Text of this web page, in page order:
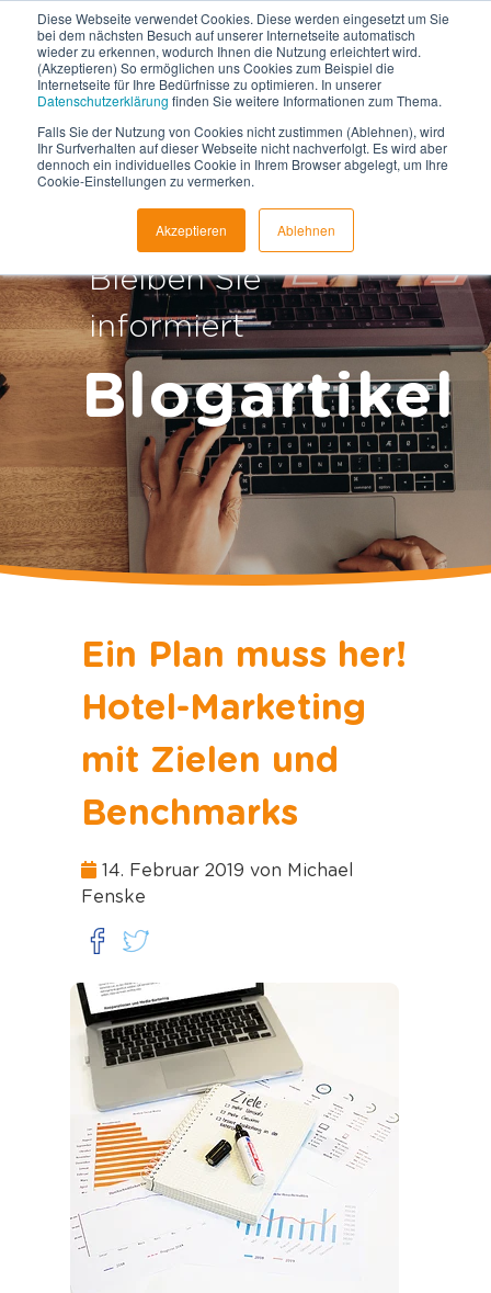
Diese Webseite verwendet Cookies. Diese werden eingesetzt um Sie
bei dem nächsten Besuch auf unserer Internetseite automatisch
wieder zu erkennen, wodurch Ihnen die Nutzung erleichtert wird.
(Akzeptieren) So ermöglichen uns Cookies zum Beispiel die
Internetseite für Ihre Bedürfnisse zu optimieren. In unserer
Datenschutzerklärung finden Sie weitere Informationen zum Thema.
Falls Sie der Nutzung von Cookies nicht zustimmen (Ablehnen), wird
Ihr Surfverhalten auf dieser Webseite nicht nachverfolgt. Es wird aber
dennoch ein individuelles Cookie in Ihrem Browser abgelegt, um Ihre
Cookie-Einstellungen zu vermerken.
Akzeptieren Ablehnen
+49 941 4639639 0
Bleiben Sie
informiert
Blogartikel
Ein Plan muss her!
Hotel-Marketing
mit Zielen und
Benchmarks
14. Februar 2019 von Michael
Fenske